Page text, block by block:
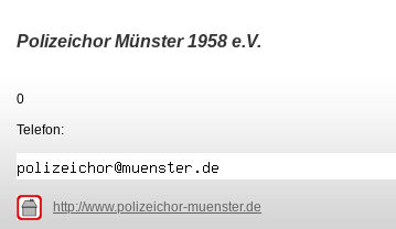
Polizeichor Münster 1958 e.V.
0
Telefon:
http://www.polizeichor-muenster.de